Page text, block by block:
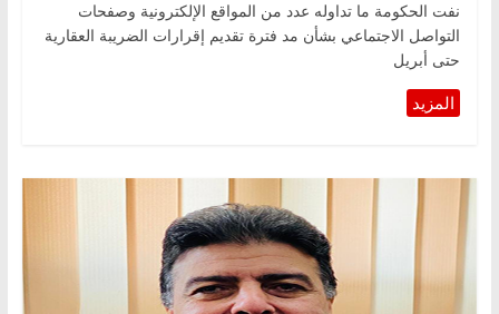
نفت الحكومة ما تداوله عدد من المواقع الإلكترونية وصفحات
التواصل الاجتماعي بشأن مد فترة تقديم إقرارات الضريبة العقارية
حتى أبريل